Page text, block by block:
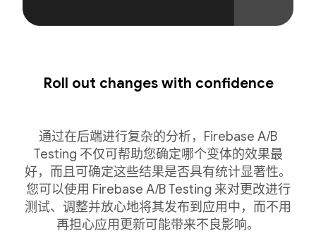
Roll out changes with confidence
通过在后端进行复杂的分析，Firebase A/B
Testing 不仅可帮助您确定哪个变体的效果最
好，而且可确定这些结果是否具有统计显著性。
您可以使用 Firebase A/B Testing 来对更改进行
测试、调整并放心地将其发布到应用中，而不用
再担心应用更新可能带来不良影响。